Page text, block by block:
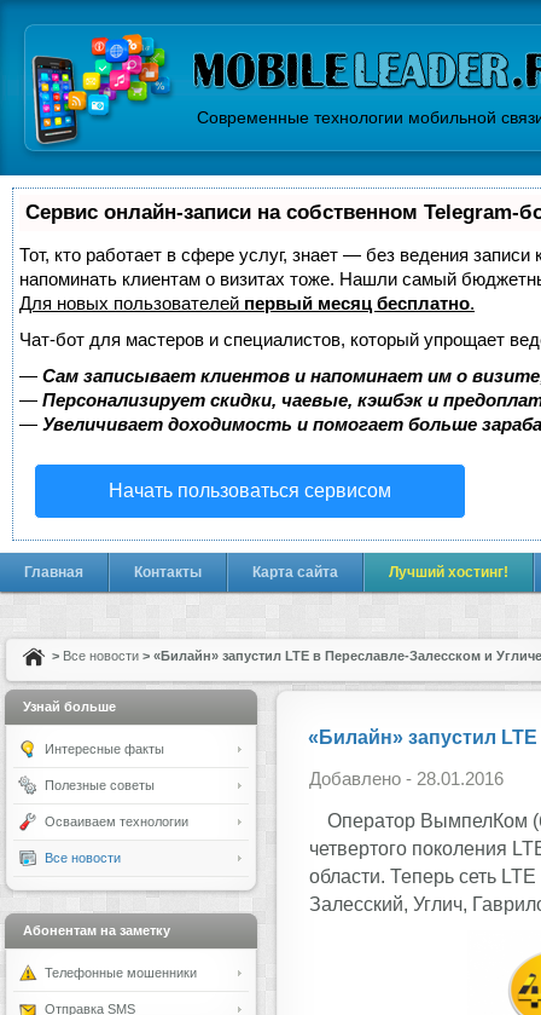
Современные технологии мобильной
Сервис онлайн-записи на собственном Telegram-
Тот, кто работает в сфере услуг, знает — без ведения
напоминать клиентам о визитах тоже. Нашли самый
Для новых пользователей первый месяц бесплатно.
Чат-бот для мастеров и специалистов, который упрощает
— Сам записывает клиентов и напоминает им о
— Персонализирует скидки, чаевые, кэшбэк и
— Увеличивает доходимость и помогает больше
Начать пользоваться сервисом
Главная Контакты Карта сайта Лучший хостинг!
> Все новости > «Билайн» запустил LTE в Переславле-Залесском и Угличе
«Билайн» запустил
Добавлено - 28.01.2016
Оператор ВымпелКом
четвертого поколения
области. Теперь сеть
Залесский, Углич,
Узнай больше
Интересные факты
Полезные советы
Осваиваем технологии
Все новости
Абонентам на заметку
Телефонные мошенники
Отправка SMS